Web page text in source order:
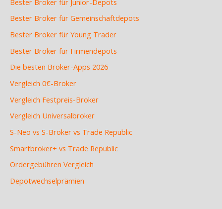
Bester Broker für Gemeinschaftdepots
Bester Broker für Young Trader
Bester Broker für Firmendepots
Die besten Broker-Apps 2026
Vergleich 0€-Broker
Vergleich Festpreis-Broker
Vergleich Universalbroker
S-Neo vs S-Broker vs Trade Republic
Smartbroker+ vs Trade Republic
Ordergebühren Vergleich
Depotwechselprämien